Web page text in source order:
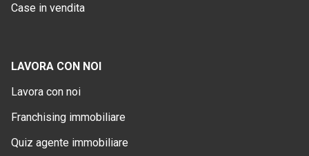
Case in vendita
LAVORA CON NOI
Lavora con noi
Franchising immobiliare
Quiz agente immobiliare